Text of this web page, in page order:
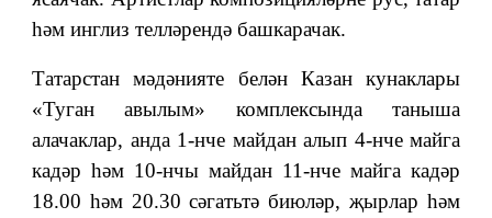
һәм инглиз телләрендә башкарачак.
Татарстан мәдәнияте белән Казан кунаклары
«Туган авылым» комплексында таныша
алачаклар, анда 1-нче майдан алып 4-нче майга
кадәр һәм 10-нчы майдан 11-нче майга кадәр
18.00 һәм 20.30 сәгатьтә биюләр, җырлар һәм